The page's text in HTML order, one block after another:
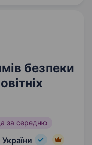
безпеки
за середню